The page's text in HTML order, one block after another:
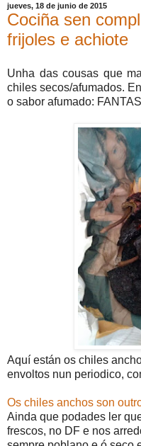
jueves, 18 de junio de 2015
Cociña sen
frijoles e achiote
Unha das cousas que
chiles secos/afumados.
o sabor afumado:
Aquí están os chiles
envoltos nun periodico,
Os chiles anchos son
Ainda que podades ler
frescos, no DF e nos